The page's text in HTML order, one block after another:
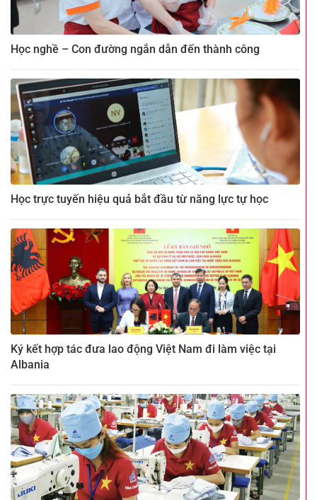
Học nghề – Con đường ngắn dẫn đến thành công
Học trực tuyến hiệu quả bắt đầu từ năng lực tự học
Ký kết hợp tác đưa lao động Việt Nam đi làm việc tại
Albania